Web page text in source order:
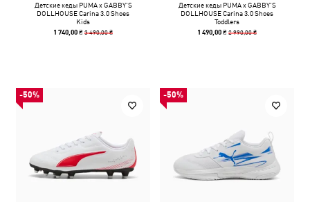
Детские кеды PUMA x GABBY'S
DOLLHOUSE Carina 3.0 Shoes
Kids
1 740,00 ₴3 490,00 ₴
Детские кеды PUMA x GABBY'S
DOLLHOUSE Carina 3.0 Shoes
Toddlers
1 490,00 ₴2 990,00 ₴
-50% -50%